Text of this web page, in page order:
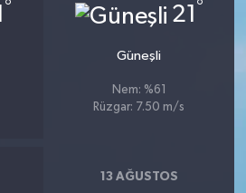
° 21 °
Güneşli
Nem: %61
Rüzgar: 7.50 m/s
13 AĞUSTOS